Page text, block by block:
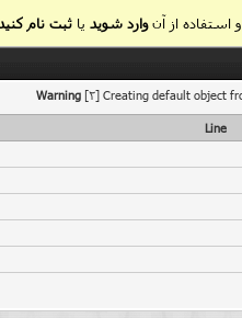
استفاده از آنوارد شوید یاثبت نام
Warning[2] Creating default object
Line